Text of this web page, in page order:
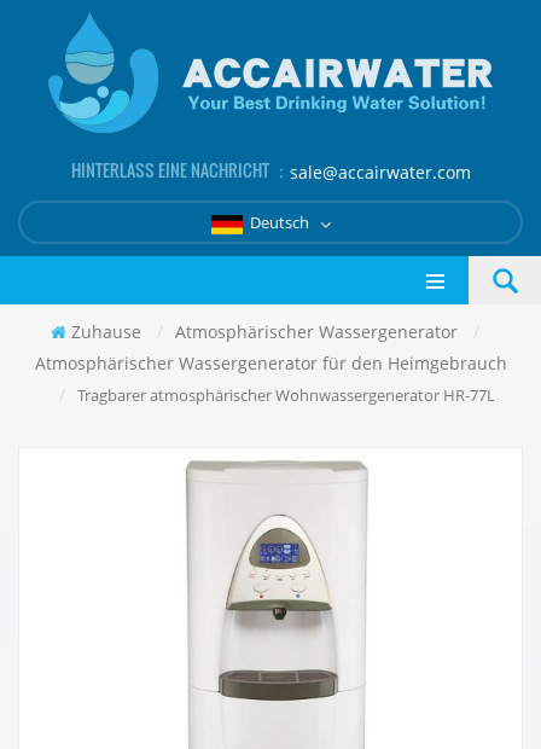
HINTERLASS EINE NACHRICHT ： sale@accairwater.com
Deutsch
Zuhause / Atmosphärischer Wassergenerator
/
Atmosphärischer Wassergenerator für den Heimgebrauch
/
Tragbarer atmosphärischer Wohnwassergenerator HR-77L